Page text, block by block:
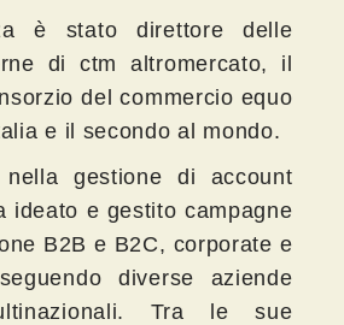
è stato direttore delle
di ctm altromercato, il
del commercio equo
e il secondo al mondo.
nella gestione di account
ideato e gestito campagne
B2B e B2C, corporate e
diverse aziende
Tra le sue